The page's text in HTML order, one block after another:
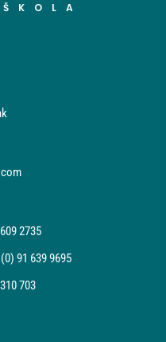
2735
91 639 9695
703